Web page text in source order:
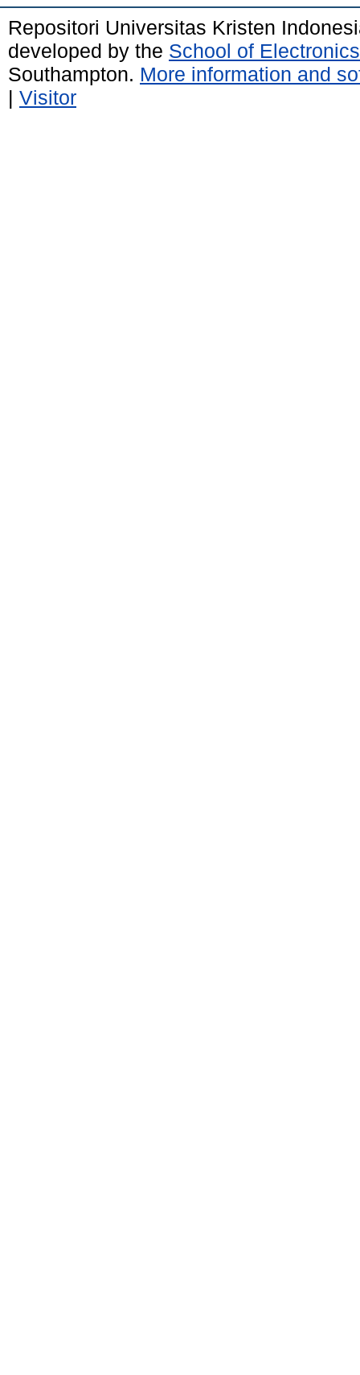
Repositori Universitas Kristen
developed by the School of
Southampton. More information and
| Visitor